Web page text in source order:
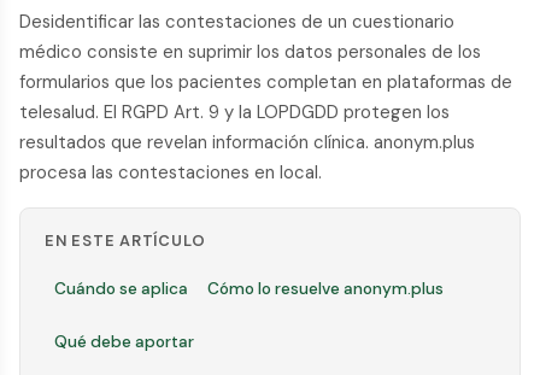
Desidentificar las contestaciones de un cuestionario
médico consiste en suprimir los datos personales de los
formularios que los pacientes completan en plataformas de
telesalud. El RGPD Art. 9 y la LOPDGDD protegen los
resultados que revelan información clínica. anonym.plus
procesa las contestaciones en local.
EN ESTE ARTÍCULO
Cuándo se aplica Cómo lo resuelve anonym.plus
Qué debe aportar